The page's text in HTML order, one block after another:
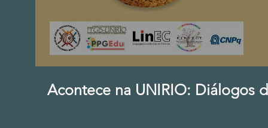
Acontece na UNIRIO: Diálogos